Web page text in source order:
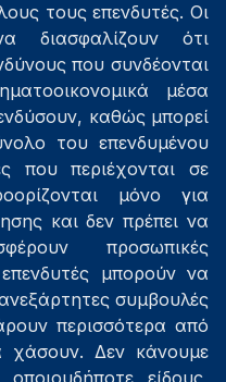
τους επενδυτές. Οι
διασφαλίζουν ότι
που συνδέονται
μέσα
καθώς μπορεί
του επενδυμένου
που περιέχονται σε
μόνο για
και δεν πρέπει να
προσωπικές
επενδυτές μπορούν να
συμβουλές
περισσότερα από
χάσουν. Δεν κάνουμε
είδους,